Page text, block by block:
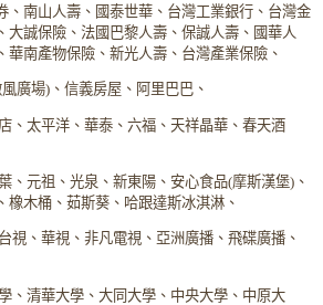
、南山人壽、國泰世華、台灣工業銀行、台灣金
大誠保險、法國巴黎人壽、保誠人壽、國華人
華南產物保險、新光人壽、台灣產業保險、
廣場)、信義房屋、阿里巴巴、
、太平洋、華泰、六福、天祥晶華、春天酒
、元祖、光泉、新東陽、安心食品(摩斯漢堡)、
橡木桶、茹斯葵、哈跟達斯冰淇淋、
視、華視、非凡電視、亞洲廣播、飛碟廣播、
、清華大學、大同大學、中央大學、中原大